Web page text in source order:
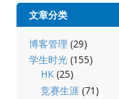
文章分类
博客管理 (29)
学生时光(155)
HK (25)
竞赛生涯 (71)